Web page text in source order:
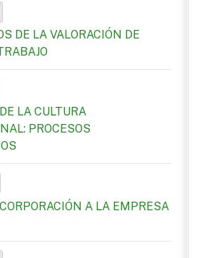
DE LA VALORACIÓN DE
LA CULTURA
PROCESOS
A LA EMPRESA